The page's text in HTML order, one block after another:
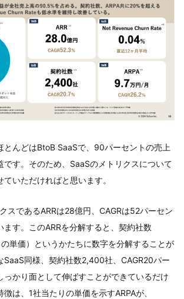
とんどはBtoB SaaSで、90パーセントの売上
です。そのため、SaaSのメトリクスについて
いただければと思います。
スであるARRは28億円、CAGRは52パーセン
ます。このARRを分解すると、契約社数
単価）というかたちに数字を分解することが
SaaS同様、契約社数2,400社、CAGR20パー
っかり面として伸ばすことができているだけ
は、1社当たりの単価を示すARPAが、